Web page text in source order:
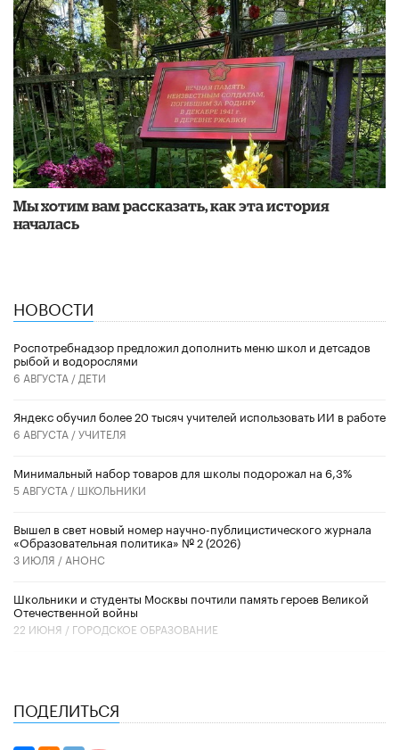
Мы хотим вам рассказать, как эта история
началась
НОВОСТИ
Роспотребнадзор предложил дополнить меню школ и детсадов
рыбой и водорослями
6 АВГУСТА / ДЕТИ
​Яндекс обучил более 20 тысяч учителей использовать ИИ в работе
6 АВГУСТА /УЧИТЕЛЯ
Минимальный набор товаров для школы подорожал на 6,3%
5 АВГУСТА / ШКОЛЬНИКИ
Вышел в свет новый номер научно-публицистического журнала
«Образовательная политика» № 2 (2026)
3 ИЮЛЯ / АНОНС
Школьники и студенты Москвы почтили память героев Великой
Отечественной войны
22 ИЮНЯ / ГОРОДСКОЕ ОБРАЗОВАНИЕ
ПОДЕЛИТЬСЯ